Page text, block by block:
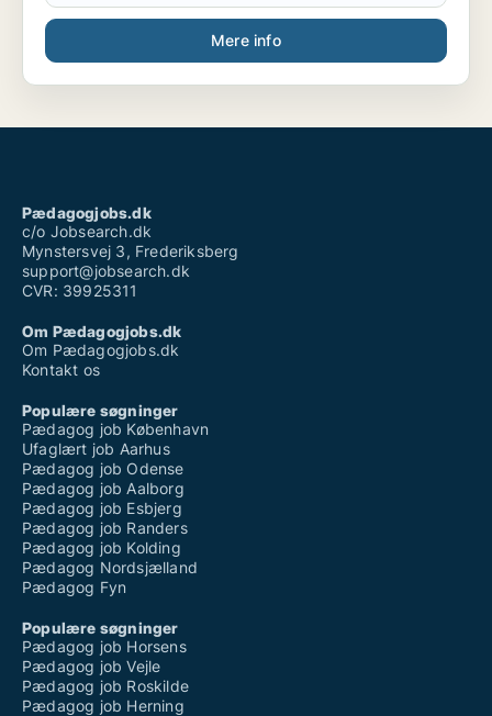
Mere info
Pædagogjobs.dk
c/o Jobsearch.dk
Mynstersvej 3, Frederiksberg
support@jobsearch.dk
CVR: 39925311
Om Pædagogjobs.dk
Om Pædagogjobs.dk
Kontakt os
Populære søgninger
Pædagog job København
Ufaglært job Aarhus
Pædagog job Odense
Pædagog job Aalborg
Pædagog job Esbjerg
Pædagog job Randers
Pædagog job Kolding
Pædagog Nordsjælland
Pædagog Fyn
Populære søgninger
Pædagog job Horsens
Pædagog job Vejle
Pædagog job Roskilde
Pædagog job Herning